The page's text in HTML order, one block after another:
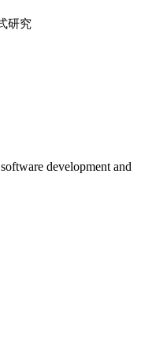
研究
development and